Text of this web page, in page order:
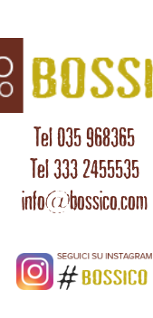
Tel 035 968365
Tel 333 2455535
info@bossico.com